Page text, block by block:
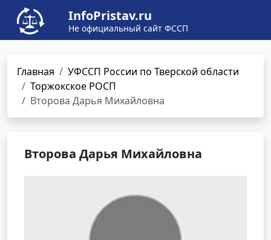
InfoPristav.ru
Не официальный сайт ФССП
Главная
УФССП России по Тверской области
Торжокское РОСП
Второва Дарья Михайловна
Второва Дарья Михайловна